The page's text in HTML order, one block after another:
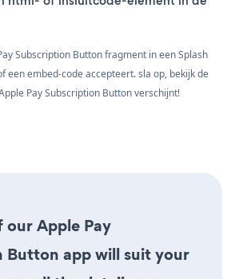
Subscription Button fragment in een Splash
een embed-code accepteert. sla op, bekijk de
Pay Subscription Button verschijnt!
our Apple Pay
Button app will suit your